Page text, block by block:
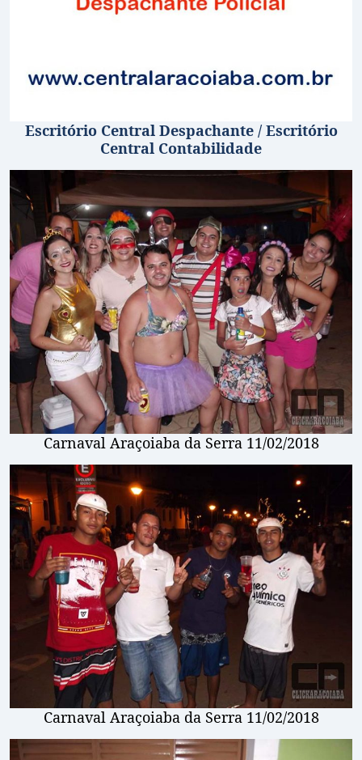
Escritório Central Despachante / Escritório
Central Contabilidade
Carnaval Araçoiaba da Serra 11/02/2018
Carnaval Araçoiaba da Serra 11/02/2018